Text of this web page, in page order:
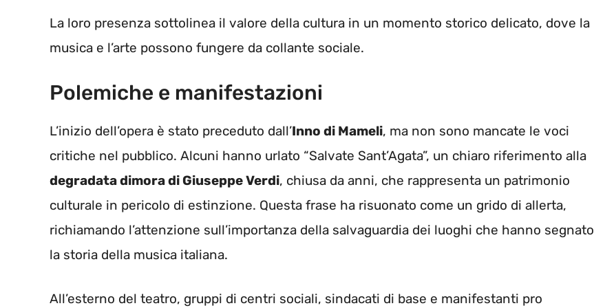
La loro presenza sottolinea il valore della cultura in un momento storico delicato, dove la
musica e l’arte possono fungere da collante sociale.
Polemiche e manifestazioni
L’inizio dell’opera è stato preceduto dall’Inno di Mameli, ma non sono mancate le voci
critiche nel pubblico. Alcuni hanno urlato “Salvate Sant’Agata”, un chiaro riferimento alla
degradata dimora di Giuseppe Verdi, chiusa da anni, che rappresenta un patrimonio
culturale in pericolo di estinzione. Questa frase ha risuonato come un grido di allerta,
richiamando l’attenzione sull’importanza della salvaguardia dei luoghi che hanno segnato
la storia della musica italiana.
All’esterno del teatro, gruppi di centri sociali, sindacati di base e manifestanti pro